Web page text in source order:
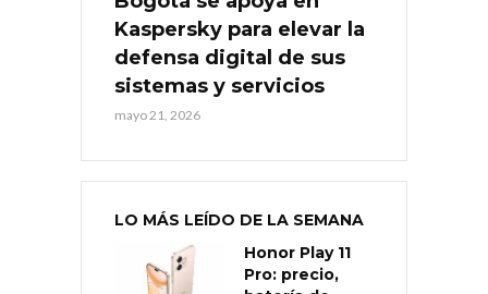
Kaspersky para elevar la
defensa digital de sus
sistemas y servicios
mayo 21, 2026
LO MÁS LEÍDO DE LA SEMANA
Honor Play 11
Pro: precio,